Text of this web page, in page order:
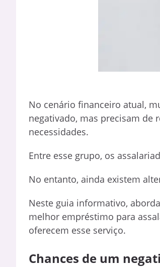
No cenário financeiro atual,
negativado, mas precisam de
necessidades.
Entre esse grupo, os
No entanto, ainda existem
Neste guia informativo,
melhor empréstimo para
oferecem esse serviço.
Chances de um